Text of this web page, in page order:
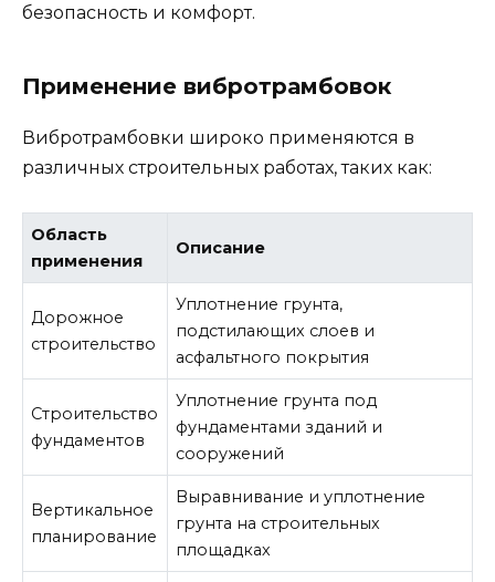
безопасность и комфорт.
Применение вибротрамбовок
Вибротрамбовки широко применяются в
различных строительных работах, таких как:
Область
применения
Описание
Дорожное
строительство
Уплотнение грунта,
подстилающих слоев и
асфальтного покрытия
Строительство
фундаментов
Уплотнение грунта под
фундаментами зданий и
сооружений
Вертикальное
планирование
Выравнивание и уплотнение
грунта на строительных
площадках